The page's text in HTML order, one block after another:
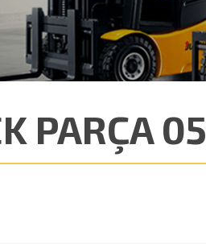
PARÇA